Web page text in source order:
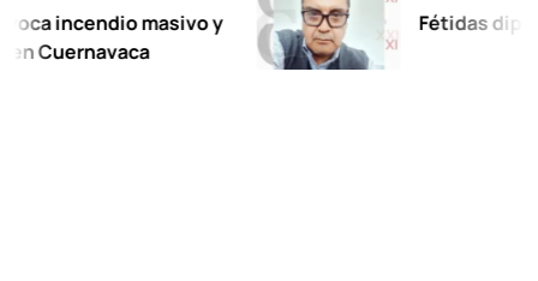
masivo y
Fétidas diputadas